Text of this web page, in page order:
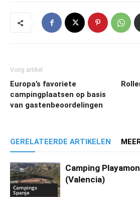
Vorig artikel
Europa’s favoriete
campingplaatsen op basis
van gastenbeoordelingen
GERELATEERDE ARTIKELEN
Campings
Spanje
Camping
(Valencia)